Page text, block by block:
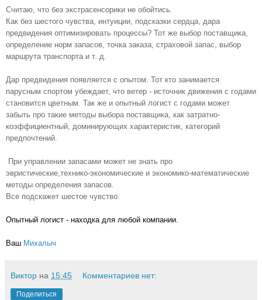
Считаю, что без экстрасенсорики не обойтись.
Как без шестого чувства, интуиции, подсказки сердца, дара
предвидения оптимизировать процессы? Тот же выбор поставщика,
определение норм запасов, точка заказа, страховой запас, выбор
маршрута транспорта и т. д.
Дар предвидения появляется с опытом. Тот кто занимается
парусным спортом убеждает, что ветер - источник движения с годами
становится цветным. Так же и опытный логист с годами может
забыть про такие методы выбора поставщика, как затратно-
коэффициентный, доминирующих характеристик, категорий
предпочтений.
При управлении запасами может не знать про
эвристические,технико-экономические и экономико-математические
методы определения запасов.
Все подскажет шестое чувство.
Опытный логист - находка для любой компании.
Ваш Михалыч
Виктор на 15:45 Комментариев нет:
Поделиться